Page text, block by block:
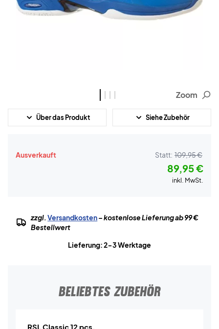
Zoom
Über das Produkt Siehe Zubehör
Ausverkauft Statt: 109,95 €
89,95 €
inkl. MwSt.
zzgl.Versandkosten– kostenlose Lieferung ab 99 €
Bestellwert
Lieferung: 2-3 Werktage
BELIEBTES ZUBEHÖR
RSL Classic 12 pcs.